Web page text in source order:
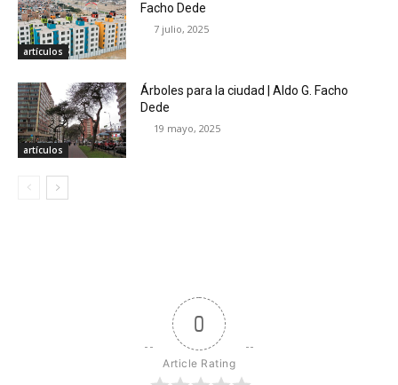
artículos
Facho Dede
7 julio, 2025
artículos
Árboles para la ciudad | Aldo G. Facho
Dede
19 mayo, 2025
0
Article Rating